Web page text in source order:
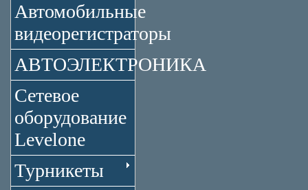
Автомобильные
видеорегистраторы
АВТОЭЛЕКТРОНИКА
Сетевое
оборудование
Levelone
Турникеты